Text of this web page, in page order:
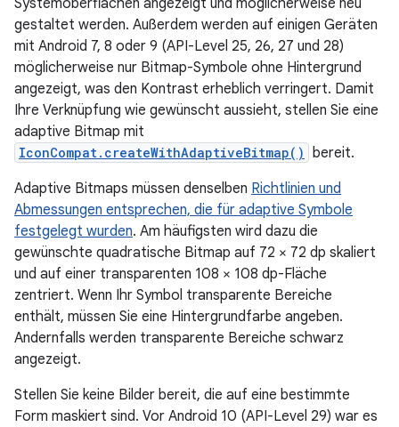
Systemoberflächen angezeigt und möglicherweise neu
gestaltet werden. Außerdem werden auf einigen Geräten
mit Android 7, 8 oder 9 (API-Level 25, 26, 27 und 28)
möglicherweise nur Bitmap-Symbole ohne Hintergrund
angezeigt, was den Kontrast erheblich verringert. Damit
Ihre Verknüpfung wie gewünscht aussieht, stellen Sie eine
adaptive Bitmap mit
IconCompat.createWithAdaptiveBitmap() bereit.
Adaptive Bitmaps müssen denselben Richtlinien und
Abmessungen entsprechen, die für adaptive Symbole
festgelegt wurden. Am häufigsten wird dazu die
gewünschte quadratische Bitmap auf 72 × 72 dp skaliert
und auf einer transparenten 108 × 108 dp-Fläche
zentriert. Wenn Ihr Symbol transparente Bereiche
enthält, müssen Sie eine Hintergrundfarbe angeben.
Andernfalls werden transparente Bereiche schwarz
angezeigt.
Stellen Sie keine Bilder bereit, die auf eine bestimmte
Form maskiert sind. Vor Android 10 (API-Level 29) war es